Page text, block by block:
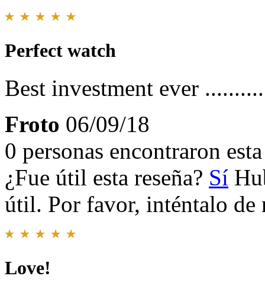
Perfect watch
Best investment ever
Froto 06/09/18
0 personas encontraron
¿Fue útil esta reseña? Sí
útil. Por favor, inténtalo de
Love!